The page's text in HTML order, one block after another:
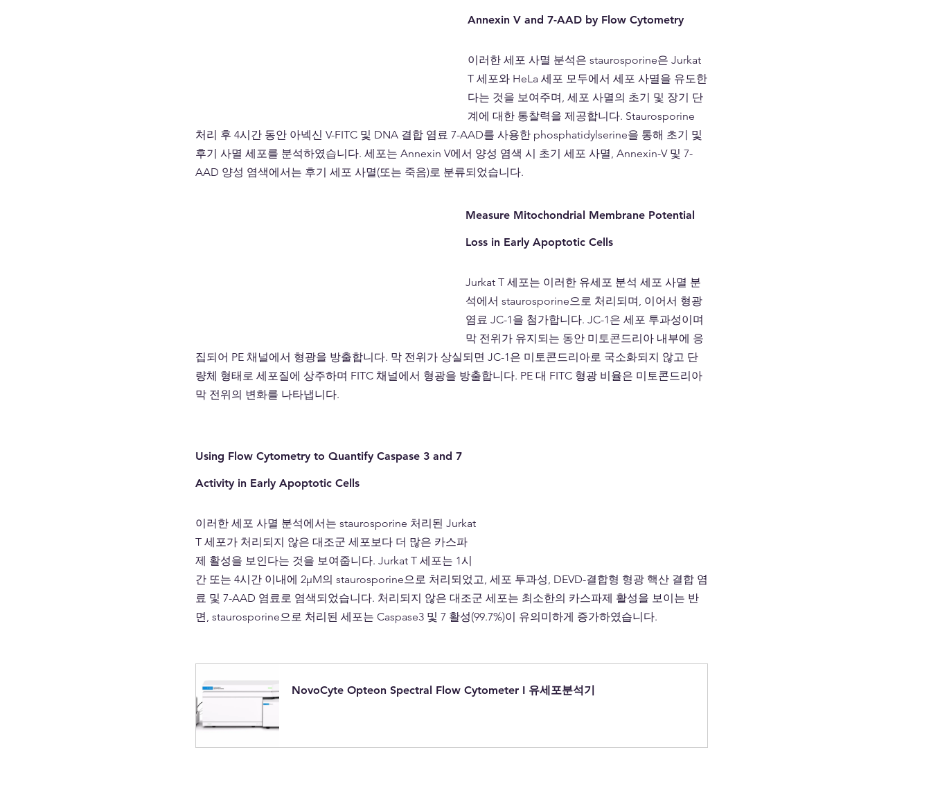
Annexin V and 7-AAD by Flow Cytometry
이러한 세포 사멸 분석은 staurosporine은 Jurkat
T 세포와 HeLa 세포 모두에서 세포 사멸을 유도한
다는 것을 보여주며, 세포 사멸의 초기 및 장기 단
계에 대한 통찰력을 제공합니다. Staurosporine
처리 후 4시간 동안 아넥신 V-FITC 및 DNA 결합 염료 7-AAD를 사용한 phosphatidylserine을 통해 초기 및
후기 사멸 세포를 분석하였습니다. 세포는 Annexin V에서 양성 염색 시 초기 세포 사멸, Annexin-V 및 7-
AAD 양성 염색에서는 후기 세포 사멸(또는 죽음)로 분류되었습니다.
Measure Mitochondrial Membrane Potential
Loss in Early Apoptotic Cells
Jurkat T 세포는 이러한 유세포 분석 세포 사멸 분
석에서 staurosporine으로 처리되며, 이어서 형광
염료 JC-1을 첨가합니다. JC-1은 세포 투과성이며
막 전위가 유지되는 동안 미토콘드리아 내부에 응
집되어 PE 채널에서 형광을 방출합니다. 막 전위가 상실되면 JC-1은 미토콘드리아로 국소화되지 않고 단
량체 형태로 세포질에 상주하며 FITC 채널에서 형광을 방출합니다. PE 대 FITC 형광 비율은 미토콘드리아
막 전위의 변화를 나타냅니다.
Using Flow Cytometry to Quantify Caspase 3 and 7
Activity in Early Apoptotic Cells
이러한 세포 사멸 분석에서는 staurosporine 처리된 Jurkat
T 세포가 처리되지 않은 대조군 세포보다 더 많은 카스파
제 활성을 보인다는 것을 보여줍니다. Jurkat T 세포는 1시
간 또는 4시간 이내에 2µM의 staurosporine으로 처리되었고, 세포 투과성, DEVD-결합형 형광 핵산 결합 염
료 및 7-AAD 염료로 염색되었습니다. 처리되지 않은 대조군 세포는 최소한의 카스파제 활성을 보이는 반
면, staurosporine으로 처리된 세포는 Caspase3 및 7 활성(99.7%)이 유의미하게 증가하였습니다.
NovoCyte Opteon Spectral Flow Cytometer I 유세포분석기